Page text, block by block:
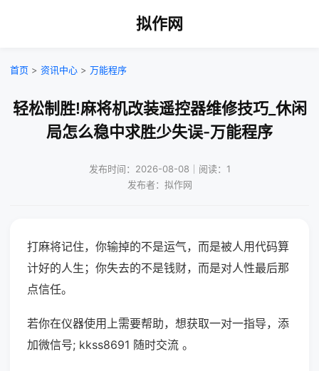
拟作网
首页 > 资讯中心 > 万能程序
轻松制胜!麻将机改装遥控器维修技巧_休闲
局怎么稳中求胜少失误-万能程序
发布时间：2026-08-08｜阅读：1
发布者：拟作网
打麻将记住，你输掉的不是运气，而是被人用代码算
计好的人生；你失去的不是钱财，而是对人性最后那
点信任。
若你在仪器使用上需要帮助，想获取一对一指导，添
加微信号; kkss8691 随时交流 。